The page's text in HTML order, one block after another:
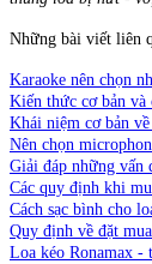
Những bài viết liên
Karaoke nên chọn
Kiến thức cơ bản và
Khái niệm cơ bản
Nên chọn
Giải đáp những vấn
Các quy định khi
Cách sạc bình cho
Quy định về đặt
Loa kéo Ronamax -